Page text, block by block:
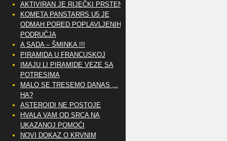
AKTIVIRAN JE RIJEČKI PRSTEN
KOMETA PANSTARRS U5 JE
ODMAH PORED POPLAVLJENIH
PODRUČJA
A SADA – ŠMINKA !!!
PIRAMIDA U FRANCUSKOJ
IMAJU LI PIRAMIDE VEZE SA
POTRESIMA
MALO SE TRESEMO DANAS ,..
HA?
ASTEROIDI NE POSTOJE
HVALA VAM OD SRCA NA
UKAZANOJ POMOĆI
NOVI DOKAZ O KRVNIM